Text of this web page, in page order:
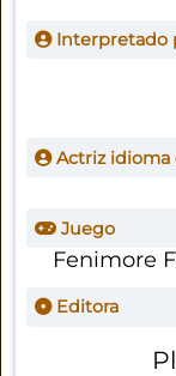
Interpretado
Actriz idioma
Juego
Fenimore
Editora